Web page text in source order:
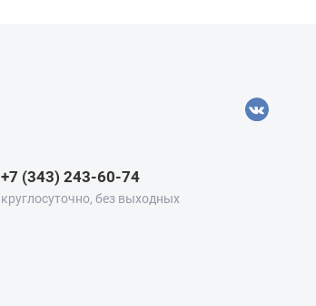
+7 (343) 243-60-74
круглосуточно, без выходных